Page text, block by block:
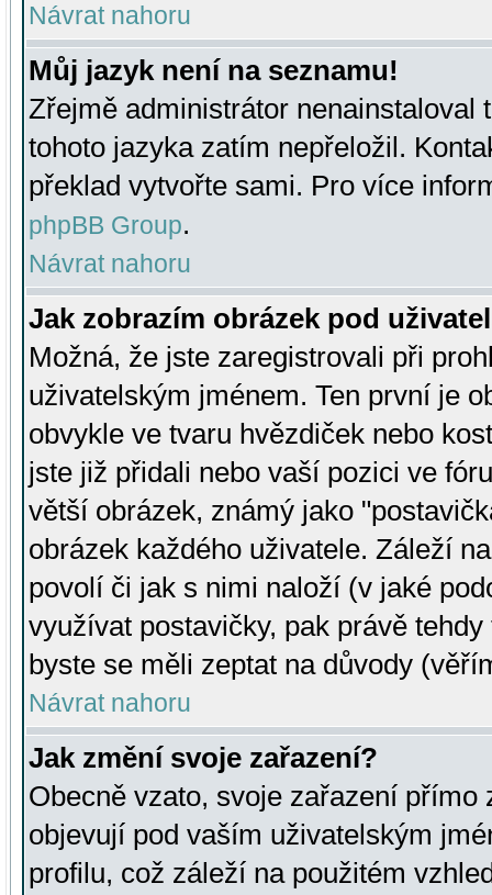
Návrat nahoru
Můj jazyk není na seznamu!
Zřejmě administrátor nenainstaloval
tohoto jazyka zatím nepřeložil.
překlad vytvořte sami. Pro více
phpBB Group.
Návrat nahoru
Jak zobrazím obrázek pod
Možná, že jste zaregistrovali při
uživatelským jménem. Ten první je
obvykle ve tvaru hvězdiček nebo
jste již přidali nebo vaší pozici ve
větší obrázek, známý jako
obrázek každého uživatele. Záleží
povolí či jak s nimi naloží (v jaké
využívat postavičky, pak právě
byste se měli zeptat na důvody
Návrat nahoru
Jak změní svoje zařazení?
Obecně vzato, svoje zařazení přímo
objevují pod vaším uživatelským
profilu, což záleží na použitém